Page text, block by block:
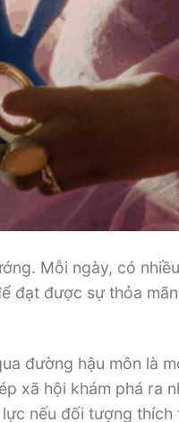
Mỗi ngày, có
đạt được sự thỏa
đường hậu môn là
xã hội khám phá ra
nếu đối tượng